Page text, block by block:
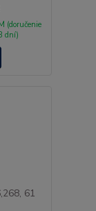
(doručenie
dní)